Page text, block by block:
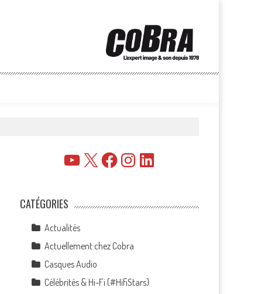
YouTube
X FacebookInstagramLinkedIn
CATÉGORIES
Actualités
Actuellement chez Cobra
Casques Audio
Célébrités & Hi-Fi (#HifiStars)